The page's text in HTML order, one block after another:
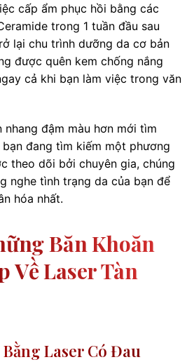
cấp ẩm phục hồi bằng các
trong 1 tuần đầu sau
lại chu trình dưỡng da cơ bản
được quên kem chống nắng
cả khi bạn làm việc trong văn
đậm màu hơn mới tìm
đang tìm kiếm một phương
theo dõi bởi chuyên gia, chúng
nghe tình trạng da của bạn để
hóa nhất.
Băn Khoăn
Về Laser Tàn
Laser Có Đau